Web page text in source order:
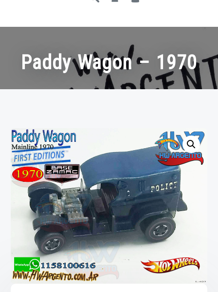
Paddy Wagon – 1970